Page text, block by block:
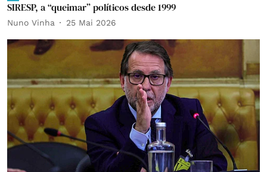
SIRESP, a “queimar” políticos desde 1999
Nuno Vinha 25 Mai 2026